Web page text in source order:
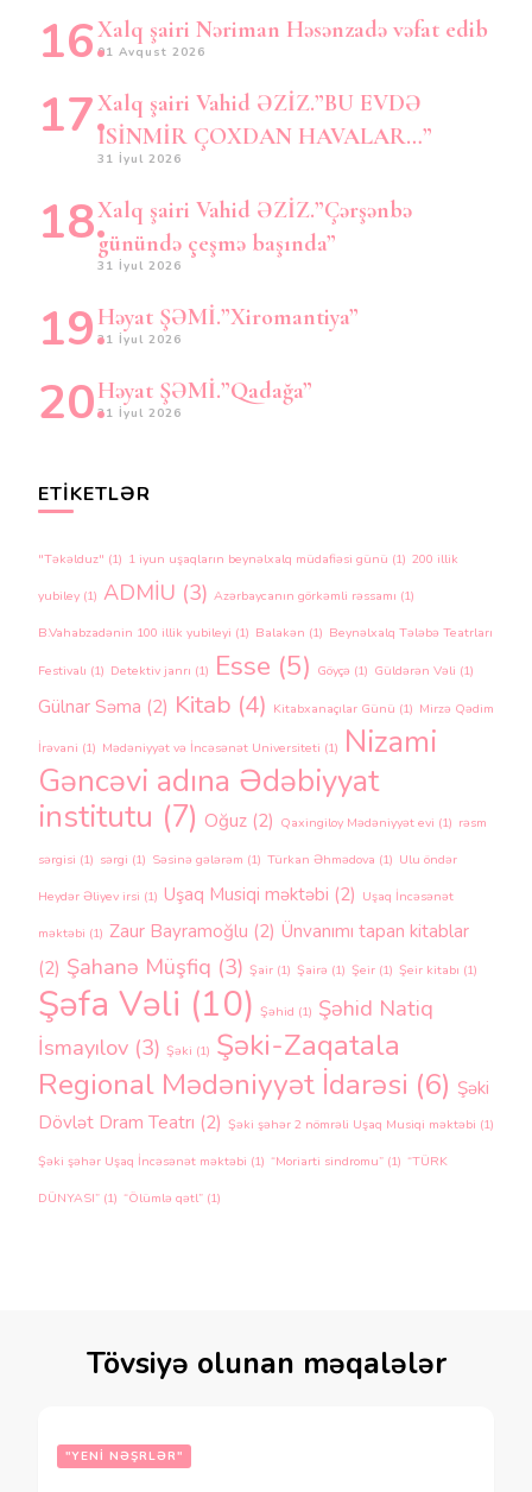
Xalq şairi Nəriman Həsənzadə vəfat edib
01 Avqust 2026
Xalq şairi Vahid ƏZİZ.”BU EVDƏ
İSİNMİR ÇOXDAN HAVALAR…”
31 İyul 2026
Xalq şairi Vahid ƏZİZ.”Çərşənbə
günündə çeşmə başında”
31 İyul 2026
Həyat ŞƏMİ.”Xiromantiya”
31 İyul 2026
Həyat ŞƏMİ.”Qadağa”
31 İyul 2026
ETIKETLƏR
"Təkəlduz" (1) 1 iyun uşaqların beynəlxalq müdafiəsi günü (1) 200 illik
yubiley (1) ADMİU (3) Azərbaycanın görkəmli rəssamı (1)
B.Vahabzadənin 100 illik yubileyi (1) Balakən (1) Beynəlxalq Tələbə Teatrları
Festivalı (1) Detektiv janrı (1) Esse (5) Göyçə (1) Güldərən Vəli (1)
Gülnar Səma (2) Kitab (4) Kitabxanaçılar Günü (1) Mirzə Qədim
İrəvani (1) Mədəniyyət və İncəsənət Universiteti (1) Nizami
Gəncəvi adına Ədəbiyyat
institutu (7) Oğuz (2) Qaxingiloy Mədəniyyət evi (1) rəsm
sərgisi (1) sərgi (1) Səsinə gələrəm (1) Türkan Əhmədova (1) Ulu öndər
Heydər Əliyev irsi (1) Uşaq Musiqi məktəbi (2) Uşaq İncəsənət
məktəbi (1) Zaur Bayramoğlu (2) Ünvanımı tapan kitablar
(2) Şahanə Müşfiq (3) Şair (1) Şairə (1) Şeir (1) Şeir kitabı (1)
Şəfa Vəli (10) Şəhid (1) Şəhid Natiq
İsmayılov (3) Şəki (1) Şəki-Zaqatala
Regional Mədəniyyət İdarəsi (6) Şəki
Dövlət Dram Teatrı (2) Şəki şəhər 2 nömrəli Uşaq Musiqi məktəbi (1)
Şəki şəhər Uşaq İncəsənət məktəbi (1) “Moriarti sindromu” (1) “TÜRK
DÜNYASI” (1) “Ölümlə qətl” (1)
Tövsiyə olunan məqalələr
"YENI NƏŞRLƏR"